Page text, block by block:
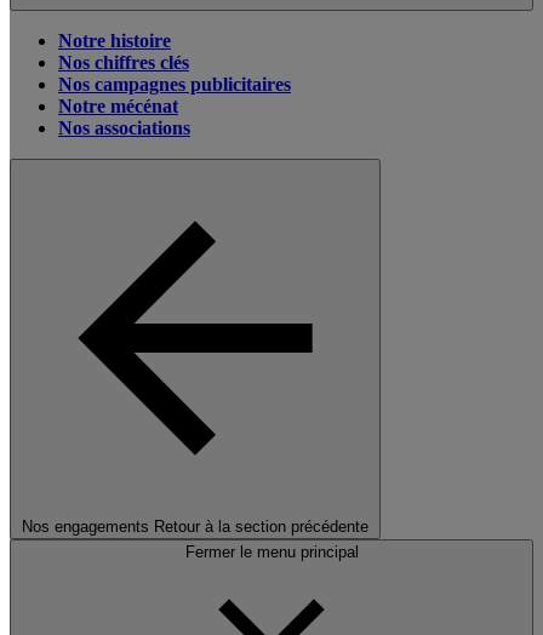
Notre histoire
Nos chiffres clés
Nos campagnes publicitaires
Notre mécénat
Nos associations
Nos engagements Retour à la section précédente
Fermer le menu principal